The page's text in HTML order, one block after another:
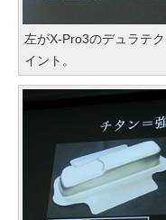
左がX-Pro3のデュラテ
イント。